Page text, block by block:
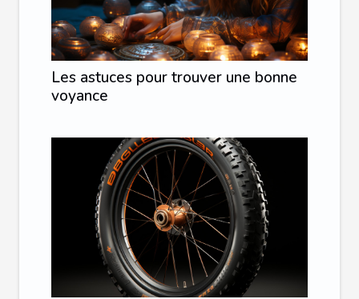
Les astuces pour trouver une bonne
voyance